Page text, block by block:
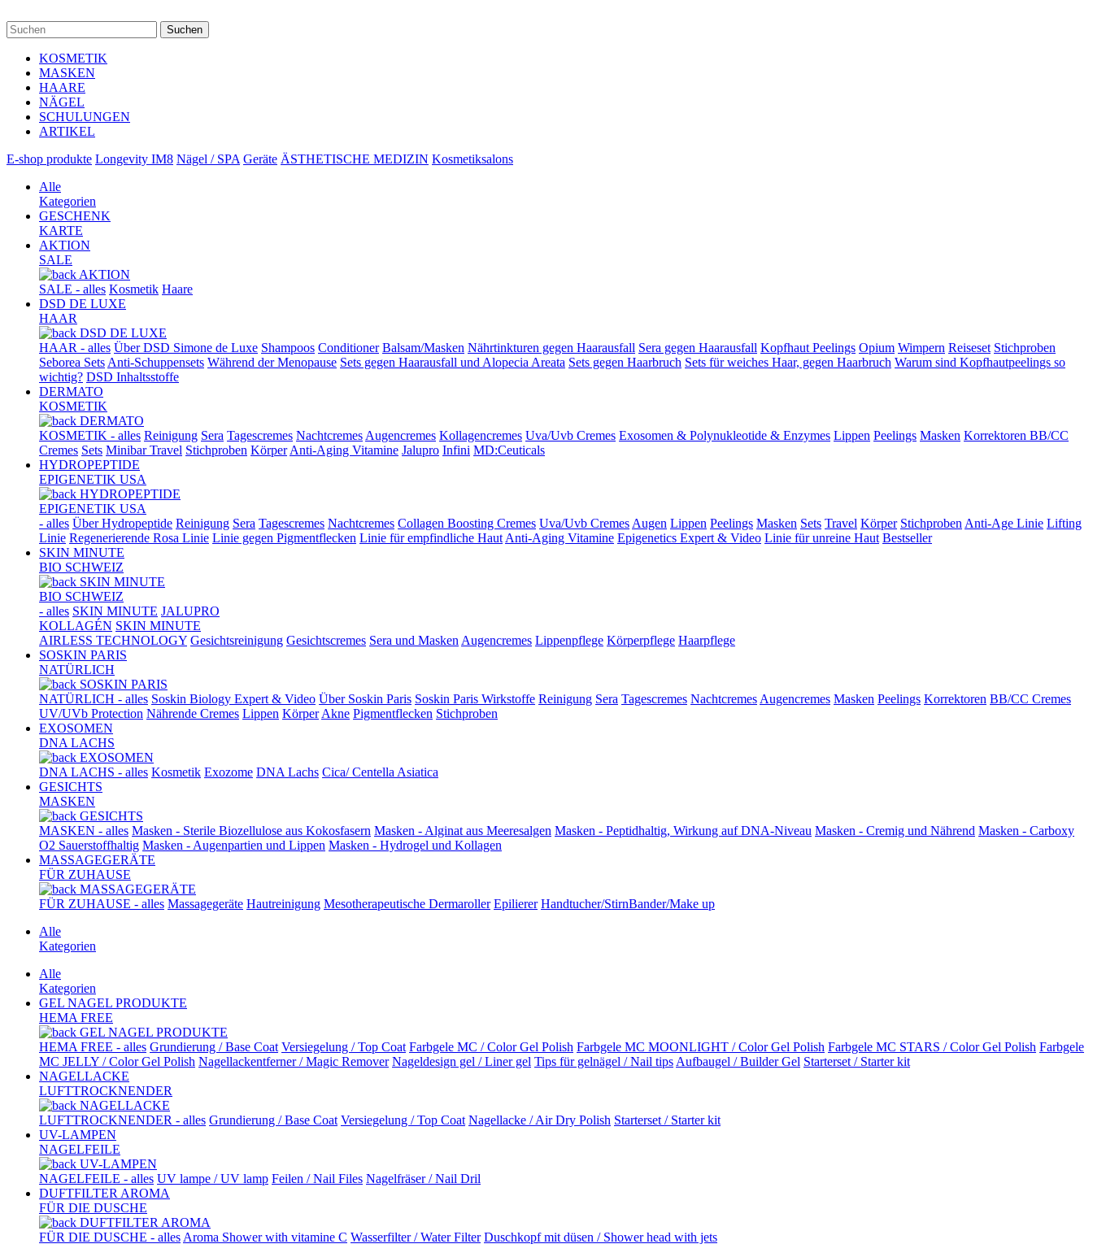
Suchen
KOSMETIK
MASKEN
HAARE
NÄGEL
SCHULUNGEN
ARTIKEL
E-shop produkte Longevity IM8 Nägel / SPA Geräte ÄSTHETISCHE MEDIZIN Kosmetiksalons
Alle
Kategorien
GESCHENK
KARTE
AKTION
SALE
AKTION
SALE - alles Kosmetik Haare
DSD DE LUXE
HAAR
DSD DE LUXE
HAAR - alles Über DSD Simone de Luxe Shampoos Conditioner Balsam/Masken Nährtinkturen gegen Haarausfall Sera gegen Haarausfall Kopfhaut Peelings Opium Wimpern Reiseset Stichproben
Seborea Sets Anti-Schuppensets Während der Menopause Sets gegen Haarausfall und Alopecia Areata Sets gegen Haarbruch Sets für weiches Haar, gegen Haarbruch Warum sind Kopfhautpeelings so
wichtig? DSD Inhaltsstoffe
DERMATO
KOSMETIK
DERMATO
KOSMETIK - alles Reinigung Sera Tagescremes Nachtcremes Augencremes Kollagencremes Uva/Uvb Cremes Exosomen & Polynukleotide & Enzymes Lippen Peelings Masken Korrektoren BB/CC
Cremes Sets Minibar Travel Stichproben Körper Anti-Aging Vitamine Jalupro Infini MD:Ceuticals
HYDROPEPTIDE
EPIGENETIK USA
HYDROPEPTIDE
EPIGENETIK USA
- alles Über Hydropeptide Reinigung Sera Tagescremes Nachtcremes Collagen Boosting Cremes Uva/Uvb Cremes Augen Lippen Peelings Masken Sets Travel Körper Stichproben Anti-Age Linie Lifting
Linie Regenerierende Rosa Linie Linie gegen Pigmentflecken Linie für empfindliche Haut Anti-Aging Vitamine Epigenetics Expert & Video Linie für unreine Haut Bestseller
SKIN MINUTE
BIO SCHWEIZ
SKIN MINUTE
BIO SCHWEIZ
- alles SKIN MINUTE JALUPRO
KOLLAGÉN SKIN MINUTE
AIRLESS TECHNOLOGY Gesichtsreinigung Gesichtscremes Sera und Masken Augencremes Lippenpflege Körperpflege Haarpflege
SOSKIN PARIS
NATÜRLICH
SOSKIN PARIS
NATÜRLICH - alles Soskin Biology Expert & Video Über Soskin Paris Soskin Paris Wirkstoffe Reinigung Sera Tagescremes Nachtcremes Augencremes Masken Peelings Korrektoren BB/CC Cremes
UV/UVb Protection Nährende Cremes Lippen Körper Akne Pigmentflecken Stichproben
EXOSOMEN
DNA LACHS
EXOSOMEN
DNA LACHS - alles Kosmetik Exozome DNA Lachs Cica/ Centella Asiatica
GESICHTS
MASKEN
GESICHTS
MASKEN - alles Masken - Sterile Biozellulose aus Kokosfasern Masken - Alginat aus Meeresalgen Masken - Peptidhaltig, Wirkung auf DNA-Niveau Masken - Cremig und Nährend Masken - Carboxy
O2 Sauerstoffhaltig Masken - Augenpartien und Lippen Masken - Hydrogel und Kollagen
MASSAGEGERÄTE
FÜR ZUHAUSE
MASSAGEGERÄTE
FÜR ZUHAUSE - alles Massagegeräte Hautreinigung Mesotherapeutische Dermaroller Epilierer Handtucher/StirnBander/Make up
Alle
Kategorien
Alle
Kategorien
GEL NAGEL PRODUKTE
HEMA FREE
GEL NAGEL PRODUKTE
HEMA FREE - alles Grundierung / Base Coat Versiegelung / Top Coat Farbgele MC / Color Gel Polish Farbgele MC MOONLIGHT / Color Gel Polish Farbgele MC STARS / Color Gel Polish Farbgele
MC JELLY / Color Gel Polish Nagellackentferner / Magic Remover Nageldesign gel / Liner gel Tips für gelnägel / Nail tips Aufbaugel / Builder Gel Starterset / Starter kit
NAGELLACKE
LUFTTROCKNENDER
NAGELLACKE
LUFTTROCKNENDER - alles Grundierung / Base Coat Versiegelung / Top Coat Nagellacke / Air Dry Polish Starterset / Starter kit
UV-LAMPEN
NAGELFEILE
UV-LAMPEN
NAGELFEILE - alles UV lampe / UV lamp Feilen / Nail Files Nagelfräser / Nail Dril
DUFTFILTER AROMA
FÜR DIE DUSCHE
DUFTFILTER AROMA
FÜR DIE DUSCHE - alles Aroma Shower with vitamine C Wasserfilter / Water Filter Duschkopf mit düsen / Shower head with jets